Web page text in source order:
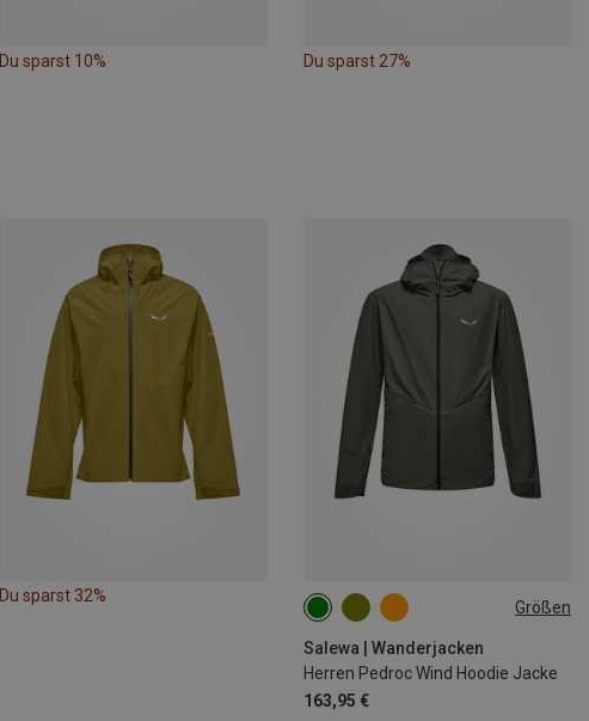
Du sparst 10% Du sparst 27%
Du sparst 32%
Größen
Salewa | Wanderjacken
Herren Pedroc Wind Hoodie Jacke
163,95 €
S M L